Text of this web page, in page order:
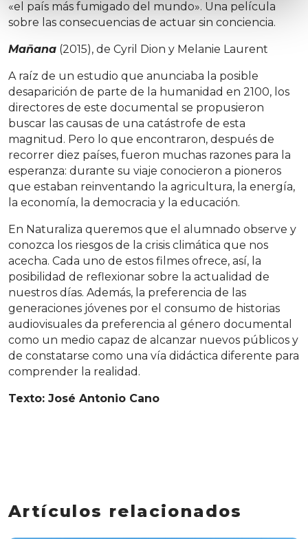
«el país más fumigado del mundo». Una película
sobre las consecuencias de actuar sin conciencia.
Mañana (2015), de Cyril Dion y Melanie Laurent
A raíz de un estudio que anunciaba la posible
desaparición de parte de la humanidad en 2100, los
directores de este documental se propusieron
buscar las causas de una catástrofe de esta
magnitud. Pero lo que encontraron, después de
recorrer diez países, fueron muchas razones para la
esperanza: durante su viaje conocieron a pioneros
que estaban reinventando la agricultura, la energía,
la economía, la democracia y la educación.
En Naturaliza queremos que el alumnado observe y
conozca los riesgos de la crisis climática que nos
acecha. Cada uno de estos filmes ofrece, así, la
posibilidad de reflexionar sobre la actualidad de
nuestros días. Además, la preferencia de las
generaciones jóvenes por el consumo de historias
audiovisuales da preferencia al género documental
como un medio capaz de alcanzar nuevos públicos y
de constatarse como una vía didáctica diferente para
comprender la realidad.
Texto: José Antonio Cano
Artículos relacionados